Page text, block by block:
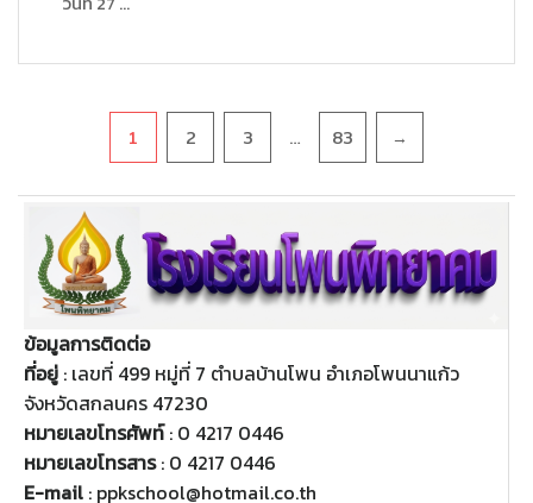
Pagination1 2 3 … 83 →
ข้อมูลการติดต่อ
ที่อยู่ : เลขที่ 499 หมู่ที่ 7 ตำบลบ้านโพน อำเภอโพนนาแก้ว
จังหวัดสกลนคร 47230
หมายเลขโทรศัพท์: 0 4217 0446
หมายเลขโทรสาร: 0 4217 0446
E-mail : ppkschool@hotmail.co.th